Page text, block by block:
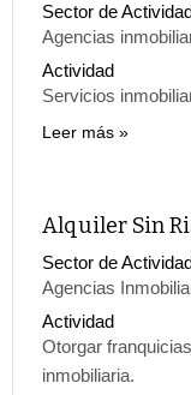
Sector de
Agencias
Actividad
Servicios
Leer más
Alquiler Sin
Sector de
Agencias
Actividad
Otorgar
inmobiliaria.